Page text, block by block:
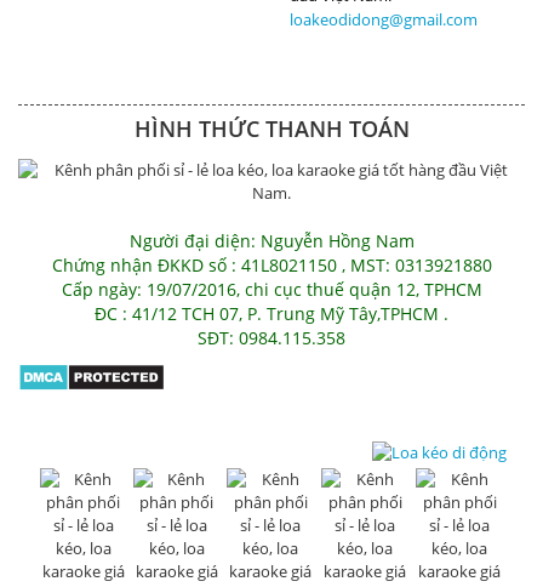
loakeodidong@gmail.com
HÌNH THỨC THANH TOÁN
Người đại diện: Nguyễn Hồng Nam
Chứng nhận ĐKKD số : 41L8021150 , MST: 0313921880
Cấp ngày: 19/07/2016, chi cục thuế quận 12, TPHCM
ĐC : 41/12 TCH 07, P. Trung Mỹ Tây,TPHCM .
SĐT: 0984.115.358